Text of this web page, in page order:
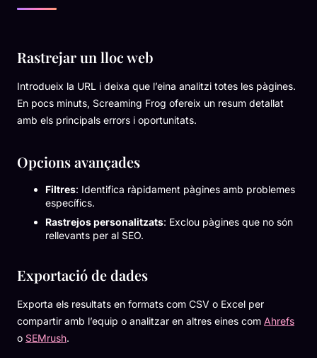
Rastrejar un lloc web
Introdueix la URL i deixa que l’eina analitzi totes les pàgines.
En pocs minuts, Screaming Frog ofereix un resum detallat
amb els principals errors i oportunitats.
Opcions avançades
Filtres: Identifica ràpidament pàgines amb problemes
específics.
Rastrejos personalitzats: Exclou pàgines que no són
rellevants per al SEO.
Exportació de dades
Exporta els resultats en formats com CSV o Excel per
compartir amb l’equip o analitzar en altres eines com Ahrefs
o SEMrush.